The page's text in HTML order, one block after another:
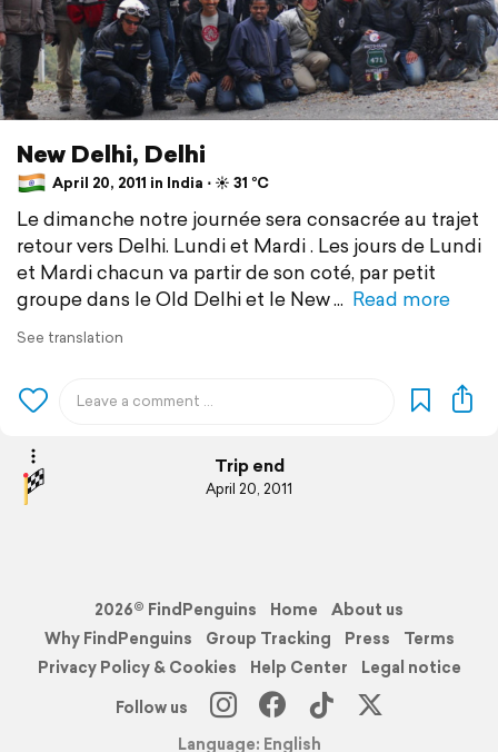
New Delhi, Delhi
April 20, 2011 in India ⋅ ☀️ 31 °C
Le dimanche notre journée sera consacrée au trajet
retour vers Delhi. Lundi et Mardi . Les jours de Lundi
et Mardi chacun va partir de son coté, par petit
groupe dans le Old Delhi et le New
Read more
See translation
Trip end
April 20, 2011
2026© FindPenguins Home
About us
Why FindPenguins
Group Tracking Press
Terms
Privacy Policy & Cookies
Help Center
Legal notice
Follow us
Language: English